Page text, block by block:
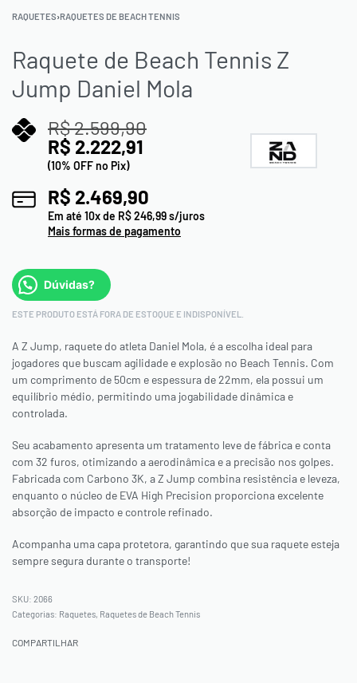
RAQUETES›RAQUETES DE BEACH TENNIS
Raquete de Beach Tennis Z
Jump Daniel Mola
R$2.599,90
R$ 2.222,91
(10% OFF no Pix)
R$ 2.469,90
Em até 10x de R$246,99s/juros
Mais formas de pagamento
Dúvidas?
ESTE PRODUTO ESTÁ FORA DE ESTOQUE E INDISPONÍVEL.
A Z Jump, raquete do atleta Daniel Mola, é a escolha ideal para
jogadores que buscam agilidade e explosão no Beach Tennis. Com
um comprimento de 50cm e espessura de 22mm, ela possui um
equilíbrio médio, permitindo uma jogabilidade dinâmica e
controlada.
Seu acabamento apresenta um tratamento leve de fábrica e conta
com 32 furos, otimizando a aerodinâmica e a precisão nos golpes.
Fabricada com Carbono 3K, a Z Jump combina resistência e leveza,
enquanto o núcleo de EVA High Precision proporciona excelente
absorção de impacto e controle refinado.
Acompanha uma capa protetora, garantindo que sua raquete esteja
sempre segura durante o transporte!
2066
Categorias: Raquetes, Raquetes de Beach Tennis
COMPARTILHAR